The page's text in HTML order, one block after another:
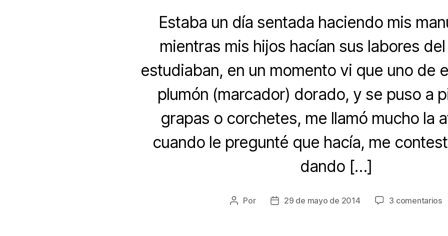
Estaba un día sentada haciendo mis
mientras mis hijos hacían sus labores
estudiaban, en un momento vi que uno de
plumón (marcador) dorado, y se puso a
grapas o corchetes, me llamó mucho la
cuando le pregunté que hacía, me
dando […]
Autor
Por
Fecha29 de mayo de 2014 3 comentarios